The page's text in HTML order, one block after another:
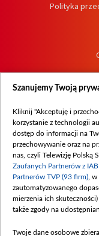
Polityka
Szanujemy Twoją
Kliknij "Akceptuję i
korzystanie z technologii
dostęp do informacji na
przechowywanie oraz na
nas, czyli Telewizję Polską
Zaufanych Partnerów z
Partnerów TVP (93 firm) ,
zautomatyzowanego
mierzenia ich
także zgody na
Twoje dane osobowe